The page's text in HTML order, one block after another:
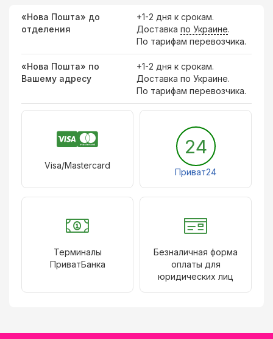
«Нова Пошта» до
отделения
+1-2 дня к срокам.
Доставка по Украине.
По тарифам перевозчика.
«Нова Пошта» по
Вашему адресу
+1-2 дня к срокам.
Доставка по Украине.
По тарифам перевозчика.
Visa/Mastercard
24
Приват24
Терминалы
ПриватБанка
Безналичная форма
оплаты для
юридических лиц